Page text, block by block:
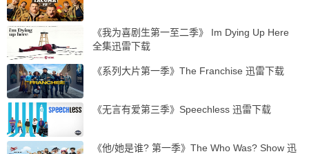
《我为喜剧生第一至二季》 Im Dying Up Here
全集迅雷下载
《系列大片第一季》The Franchise 迅雷下载
《无言有爱第三季》Speechless 迅雷下载
《他/她是谁? 第一季》The Who Was? Show 迅